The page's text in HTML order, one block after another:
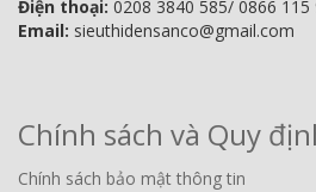
Điện thoại: 0208 3840 585/ 0866 115
Email: sieuthidensanco@gmail.com
Chính sách và Quy
Chính sách bảo mật thông tin